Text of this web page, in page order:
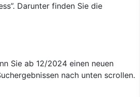
Darunter finden Sie die
Sie ab 12/2024 einen neuen
nach unten scrollen.